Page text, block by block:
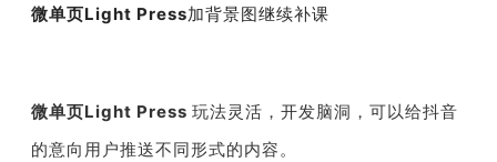
微单页Light Press加背景图继续补课
微单页Light Press 玩法灵活，开发脑洞，可以给抖音
的意向用户推送不同形式的内容。